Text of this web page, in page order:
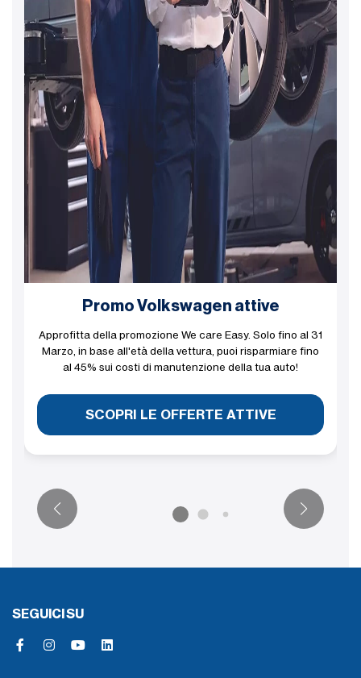
Promo Volkswagen attive
Approfitta della promozione We care Easy. Solo fino al 31
Marzo, in base all'età della vettura, puoi risparmiare fino
al 45% sui costi di manutenzione della tua auto!
SCOPRI LE OFFERTE ATTIVE
SEGUICI SU